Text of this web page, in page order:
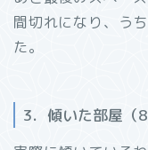
間切れになり、う
た。
3．傾いた部屋（8